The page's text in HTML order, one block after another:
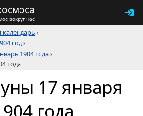
вокруг нас
›
год›
1904 года›
года
17 января
года